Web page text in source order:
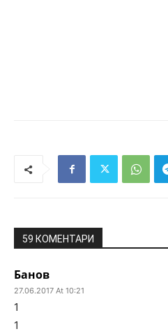
59 КОМЕНТАРИ
Банов
27.06.2017 At 10:21
1
1